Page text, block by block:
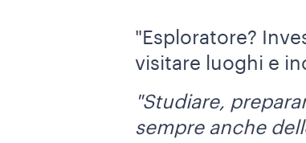
"Esploratore?
visitare luoghi e
"Studiare,
sempre anche